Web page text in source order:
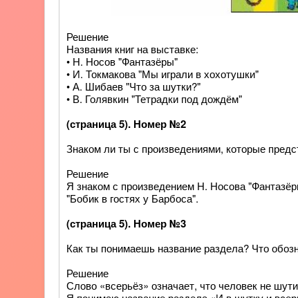
Решение
Названия книг на выставке:
• Н. Носов "Фантазёры"
• И. Токмакова "Мы играли в хохотушки"
• А. Шибаев "Что за шутки?"
• В. Голявкин "Тетрадки под дождём"
(страница 5). Номер №2
Знаком ли ты с произведениями, которые
Решение
Я знаком с произведением Н. Носова
"Бобик в гостях у Барбоса".
(страница 5). Номер №3
Как ты понимаешь название раздела? Что
Решение
Слово «всерьёз» означает, что человек не